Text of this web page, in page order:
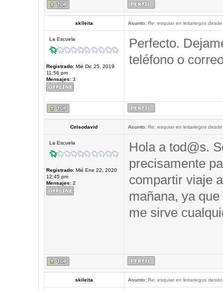
skileita Asunto:Re: esquiar en leitariegos
La Escuela
Registrado:Mié Dic 25, 2019
11:56 pm
Mensajes:3
Perfecto.
teléfono o
Celsodavid Asunto:Re: esquiar en leitariegos
La Escuela
Registrado:Mié Ene 22, 2020
12:45 pm
Mensajes:2
Hola a tod@s.
precisamente
compartir viaje
mañana, ya
me sirve
skileita Asunto:Re: esquiar en leitariegos